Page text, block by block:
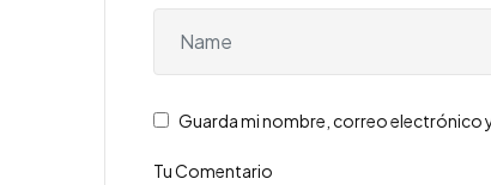
Guarda mi nombre, correo electrónico
Tu Comentario